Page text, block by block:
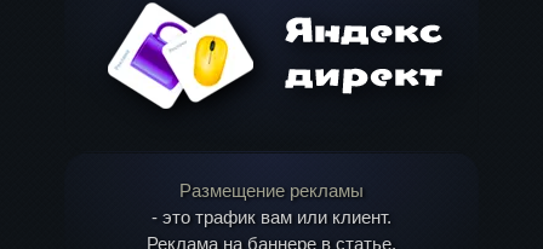
Размещение рекламы
- это трафик вам или клиент.
Реклама на баннере в статье.